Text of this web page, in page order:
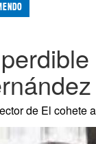
de El cohete